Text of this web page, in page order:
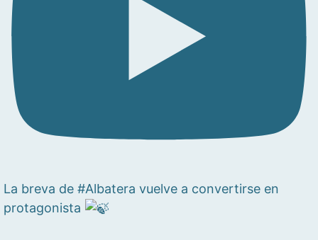
La breva de #Albatera vuelve a convertirse en
protagonista